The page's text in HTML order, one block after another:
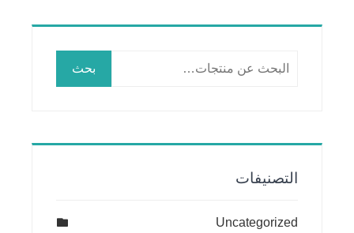
بحث
التصنيفات
Uncategorized